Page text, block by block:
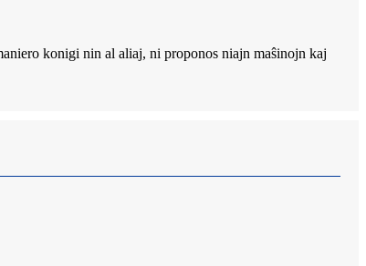
konigi nin al aliaj, ni proponos niajn maŝinojn kaj